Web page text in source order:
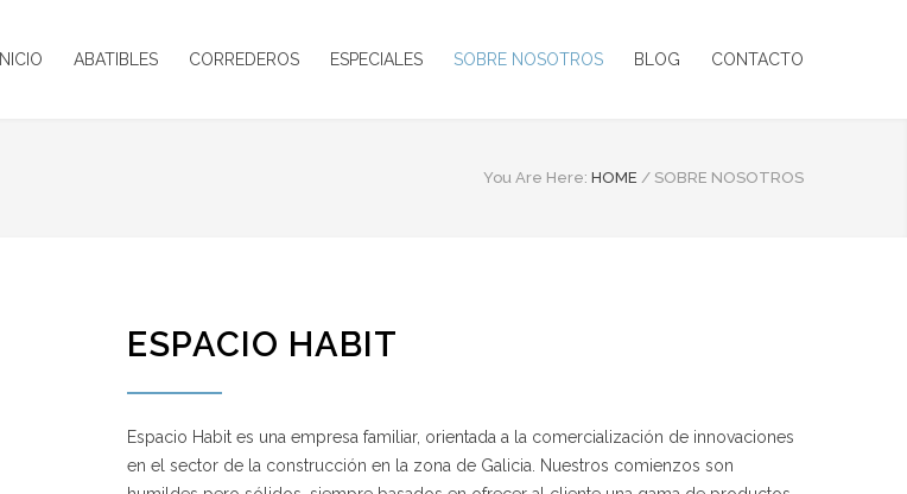
INICIO ABATIBLES CORREDEROS ESPECIALES SOBRE NOSOTROS BLOG CONTACTO
You Are Here: HOME / SOBRE NOSOTROS
ESPACIO HABIT
Espacio Habit es una empresa familiar, orientada a la comercialización de innovaciones
en el sector de la construcción en la zona de Galicia. Nuestros comienzos son